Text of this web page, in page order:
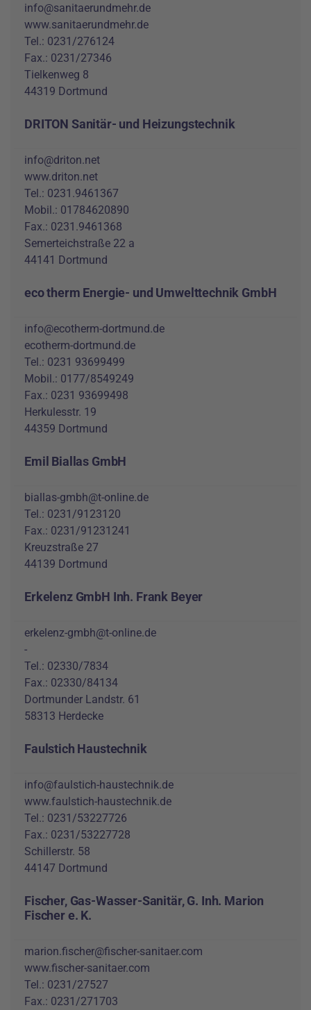
info@sanitaerundmehr.de
www.sanitaerundmehr.de
Tel.: 0231/276124
Fax.: 0231/27346
Tielkenweg 8
44319 Dortmund
DRITON Sanitär- und Heizungstechnik
info@driton.net
www.driton.net
Tel.: 0231.9461367
Mobil.: 01784620890
Fax.: 0231.9461368
Semerteichstraße 22 a
44141 Dortmund
eco therm Energie- und Umwelttechnik GmbH
info@ecotherm-dortmund.de
ecotherm-dortmund.de
Tel.: 0231 93699499
Mobil.: 0177/8549249
Fax.: 0231 93699498
Herkulesstr. 19
44359 Dortmund
Emil Biallas GmbH
biallas-gmbh@t-online.de
Tel.: 0231/9123120
Fax.: 0231/91231241
Kreuzstraße 27
44139 Dortmund
Erkelenz GmbH Inh. Frank Beyer
erkelenz-gmbh@t-online.de
-
Tel.: 02330/7834
Fax.: 02330/84134
Dortmunder Landstr. 61
58313 Herdecke
Faulstich Haustechnik
info@faulstich-haustechnik.de
www.faulstich-haustechnik.de
Tel.: 0231/53227726
Fax.: 0231/53227728
Schillerstr. 58
44147 Dortmund
Fischer, Gas-Wasser-Sanitär, G. Inh. Marion
Fischer e. K.
marion.fischer@fischer-sanitaer.com
www.fischer-sanitaer.com
Tel.: 0231/27527
Fax.: 0231/271703